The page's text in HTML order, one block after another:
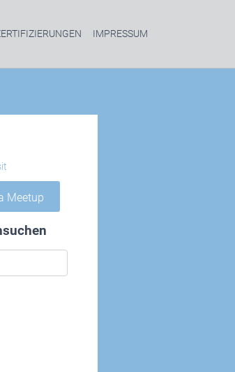
IMPRESSUM
Meetup